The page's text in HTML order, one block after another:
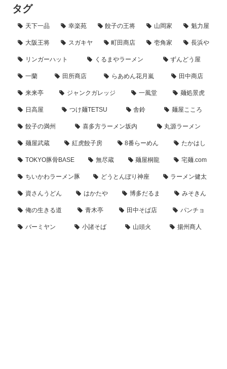
タグ
天下一品 幸楽苑 餃子の王将 山岡家 魁力屋
大阪王将 スガキヤ 町田商店 壱角家 長浜や
リンガーハット くるまやラーメン ずんどう屋
一蘭 田所商店 らあめん花月嵐 田中商店
来来亭 ジャンクガレッジ 一風堂 麺処景虎
日高屋 つけ麺TETSU 舎鈴 麺屋こころ
餃子の満州 喜多方ラーメン坂内 丸源ラーメン
麺屋武蔵 紅虎餃子房 8番らーめん たかはし
TOKYO豚骨BASE 無尽蔵 麺屋桐龍 宅麺.com
ちいかわラーメン豚 どうとんぼり神座 ラーメン健太
資さんうどん はかたや 博多だるま みそきん
俺の生きる道 青木亭 田中そば店 パンチョ
バーミヤン 小諸そば 山頭火 揚州商人